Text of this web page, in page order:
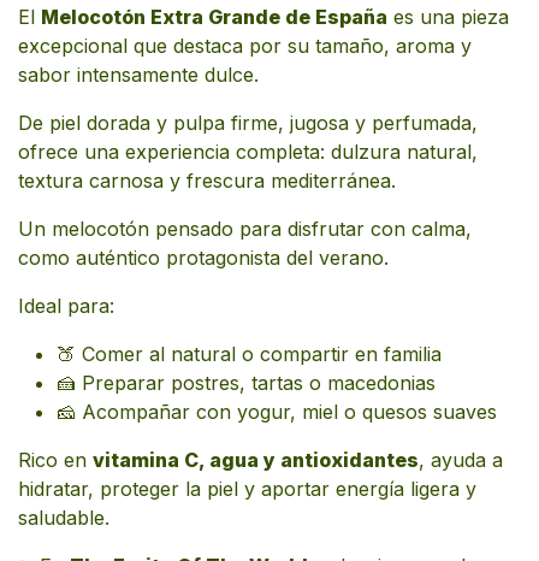
El Melocotón Extra Grande de España es una pieza
excepcional que destaca por su tamaño, aroma y
sabor intensamente dulce.
De piel dorada y pulpa firme, jugosa y perfumada,
ofrece una experiencia completa: dulzura natural,
textura carnosa y frescura mediterránea.
Un melocotón pensado para disfrutar con calma,
como auténtico protagonista del verano.
Ideal para:
🍑 Comer al natural o compartir en familia
🍰 Preparar postres, tartas o macedonias
🧀 Acompañar con yogur, miel o quesos suaves
Rico en vitamina C, agua y antioxidantes, ayuda a
hidratar, proteger la piel y aportar energía ligera y
saludable.